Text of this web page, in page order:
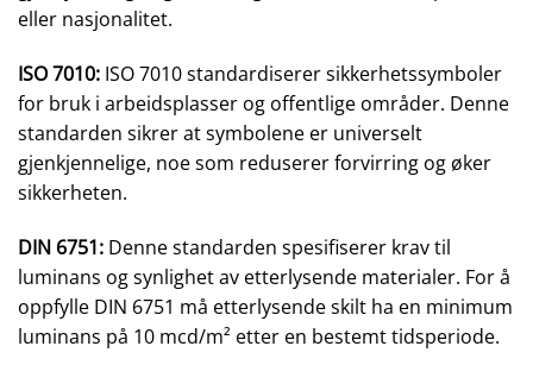
eller nasjonalitet.
ISO 7010: ISO 7010 standardiserer sikkerhetssymboler
for bruk i arbeidsplasser og offentlige områder. Denne
standarden sikrer at symbolene er universelt
gjenkjennelige, noe som reduserer forvirring og øker
sikkerheten.
DIN 6751: Denne standarden spesifiserer krav til
luminans og synlighet av etterlysende materialer. For å
oppfylle DIN 6751 må etterlysende skilt ha en minimum
luminans på 10 mcd/m² etter en bestemt tidsperiode.